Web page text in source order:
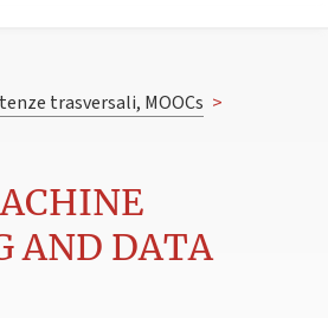
trasversali, MOOCs >
AND DATA